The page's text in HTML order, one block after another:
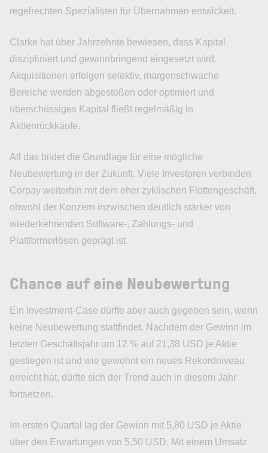
regelrechten Spezialisten für Übernahmen entwickelt.
Clarke hat über Jahrzehnte bewiesen, dass Kapital
diszipliniert und gewinnbringend eingesetzt wird.
Akquisitionen erfolgen selektiv, margenschwache
Bereiche werden abgestoßen oder optimiert und
überschüssiges Kapital fließt regelmäßig in
Aktienrückkäufe.
All das bildet die Grundlage für eine mögliche
Neubewertung in der Zukunft. Viele Investoren verbinden
Corpay weiterhin mit dem eher zyklischen Flottengeschäft,
obwohl der Konzern inzwischen deutlich stärker von
wiederkehrenden Software-, Zahlungs- und
Plattformerlösen geprägt ist.
Chance auf eine Neubewertung
Ein Investment-Case dürfte aber auch gegeben sein, wenn
keine Neubewertung stattfindet. Nachdem der Gewinn im
letzten Geschäftsjahr um 12 % auf 21,38 USD je Aktie
gestiegen ist und wie gewohnt ein neues Rekordniveau
erreicht hat, dürfte sich der Trend auch in diesem Jahr
fortsetzen.
Im ersten Quartal lag der Gewinn mit 5,80 USD je Aktie
über den Erwartungen von 5,50 USD. Mit einem Umsatz